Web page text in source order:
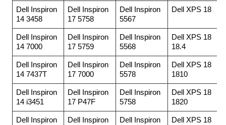
Dell Inspiron
14 3458
Dell Inspiron
17 5758
Dell Inspiron
5567
Dell XPS 18
Dell Inspiron
14 7000
Dell Inspiron
17 5759
Dell Inspiron
5568
Dell XPS 18
18.4
Dell Inspiron
14 7437T
Dell Inspiron
17 7000
Dell Inspiron
5578
Dell XPS 18
1810
Dell Inspiron
14 i3451
Dell Inspiron
17 P47F
Dell Inspiron
5758
Dell XPS 18
1820
Dell Inspiron
Dell Inspiron
Dell Inspiron
Dell XPS 18